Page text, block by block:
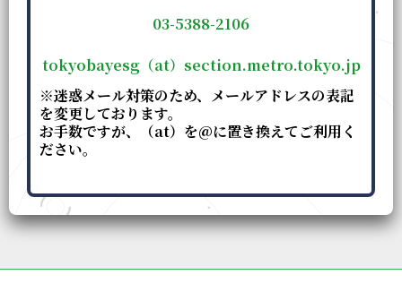
03-5388-2106
tokyobayesg（at）section.metro.tokyo.jp
※迷惑メール対策のため、メールアドレスの表記
を変更しております。
お手数ですが、（at）を@に置き換えてご利用く
ださい。